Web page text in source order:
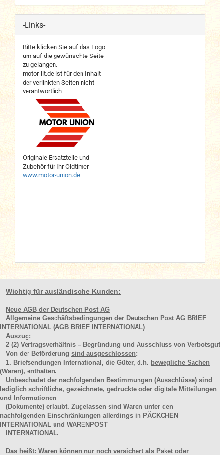
-Links-
Bitte klicken Sie auf das Logo
um auf die gewünschte Seite
zu gelangen.
motor-lit.de ist für den Inhalt
der verlinkten Seiten nicht
verantwortlich
Originale Ersatzteile und
Zubehör für Ihr Oldtimer
www.motor-union.de
Wichtig für ausländische Kunden:
Neue AGB der Deutschen Post AG
Allgemeine Geschäftsbedingungen der Deutschen Post AG BRIEF
INTERNATIONAL (AGB BRIEF INTERNATIONAL)
Auszug:
2 (2) Vertragsverhältnis – Begründung und Ausschluss von Verbotsgut
Von der Beförderung sind ausgeschlossen:
1. Briefsendungen International, die Güter, d.h. bewegliche Sachen
(Waren), enthalten.
Unbeschadet der nachfolgenden Bestimmungen (Ausschlüsse) sind
lediglich schriftliche, gezeichnete, gedruckte oder digitale Mitteilungen
und Informationen
(Dokumente) erlaubt. Zugelassen sind Waren unter den
nachfolgenden Einschränkungen allerdings in PÄCKCHEN
INTERNATIONAL und WARENPOST
INTERNATIONAL.
Das heißt: Waren können nur noch versichert als Paket oder